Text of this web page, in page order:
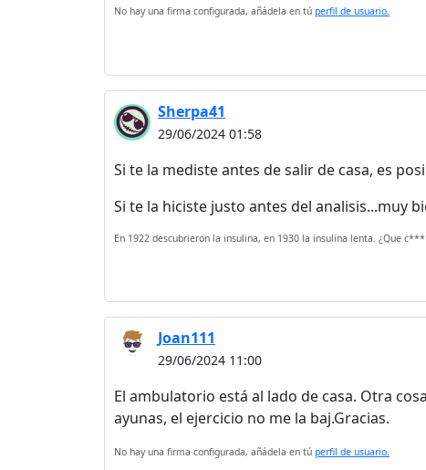
No hay una firma configurada, añádela en tú perfil de usuario.
Sherpa41
29/06/2024 01:58
Si te la mediste antes de salir de casa, es
Si te la hiciste justo antes del analisis...muy
En 1922 descubrieron la insulina, en 1930 la insulina lenta. ¿Que
Joan111
29/06/2024 11:00
El ambulatorio está al lado de casa. Otra
ayunas, el ejercicio no me la baj.Gracias.
No hay una firma configurada, añádela en tú perfil de usuario.